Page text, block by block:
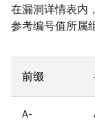
在漏洞详情表内
参考编号值所属
前缀
A-